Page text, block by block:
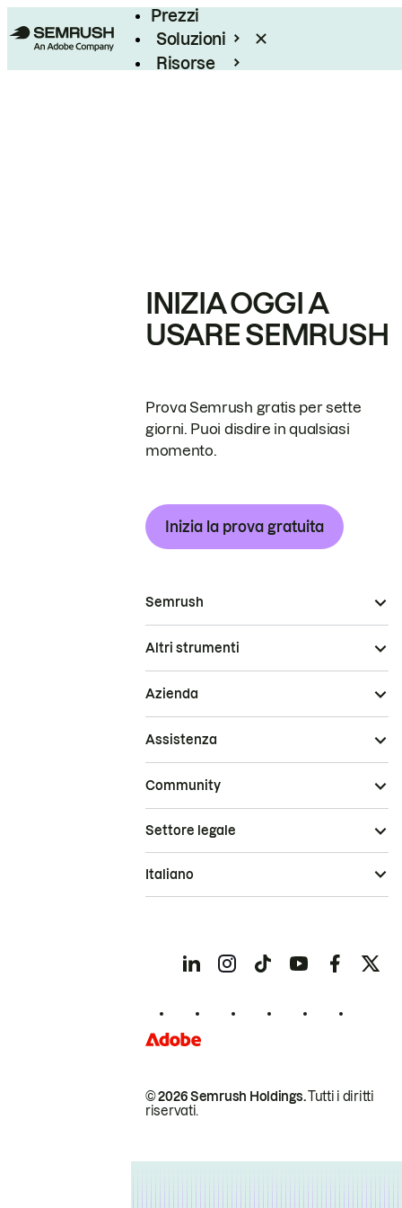
Prezzi
Soluzioni
Risorse
INIZIA OGGI A
USARE SEMRUSH
Prova Semrush gratis per sette
giorni. Puoi disdire in qualsiasi
momento.
Inizia la prova gratuita
Semrush
Altri strumenti
Azienda
Assistenza
Community
© 2026 Semrush Holdings.Tutti i diritti
riservati.
Settore legale
Italiano